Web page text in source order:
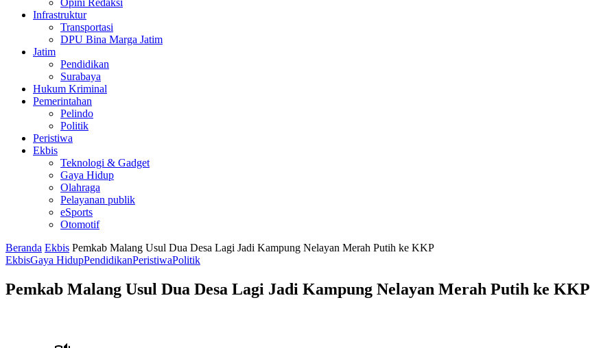
Opini Redaksi
Infrastruktur
Transportasi
DPU Bina Marga Jatim
Jatim
Pendidikan
Surabaya
Hukum Kriminal
Pemerintahan
Pelindo
Politik
Peristiwa
Ekbis
Teknologi & Gadget
Gaya Hidup
Olahraga
Pelayanan publik
eSports
Otomotif
Beranda Ekbis Pemkab Malang Usul Dua Desa Lagi Jadi Kampung Nelayan Merah Putih ke KKP
EkbisGaya HidupPendidikanPeristiwaPolitik
Pemkab Malang Usul Dua Desa Lagi Jadi Kampung Nelayan Merah Putih ke KKP